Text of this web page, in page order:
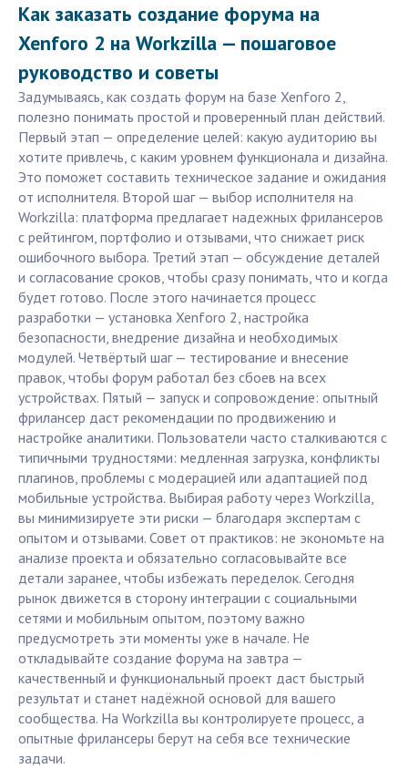
Как заказать создание форума на
Xenforo 2 на Workzilla — пошаговое
руководство и советы
Задумываясь, как создать форум на базе Xenforo 2,
полезно понимать простой и проверенный план действий.
Первый этап — определение целей: какую аудиторию вы
хотите привлечь, с каким уровнем функционала и дизайна.
Это поможет составить техническое задание и ожидания
от исполнителя. Второй шаг — выбор исполнителя на
Workzilla: платформа предлагает надежных фрилансеров
с рейтингом, портфолио и отзывами, что снижает риск
ошибочного выбора. Третий этап — обсуждение деталей
и согласование сроков, чтобы сразу понимать, что и когда
будет готово. После этого начинается процесс
разработки — установка Xenforo 2, настройка
безопасности, внедрение дизайна и необходимых
модулей. Четвёртый шаг — тестирование и внесение
правок, чтобы форум работал без сбоев на всех
устройствах. Пятый — запуск и сопровождение: опытный
фрилансер даст рекомендации по продвижению и
настройке аналитики. Пользователи часто сталкиваются с
типичными трудностями: медленная загрузка, конфликты
плагинов, проблемы с модерацией или адаптацией под
мобильные устройства. Выбирая работу через Workzilla,
вы минимизируете эти риски — благодаря экспертам с
опытом и отзывами. Совет от практиков: не экономьте на
анализе проекта и обязательно согласовывайте все
детали заранее, чтобы избежать переделок. Сегодня
рынок движется в сторону интеграции с социальными
сетями и мобильным опытом, поэтому важно
предусмотреть эти моменты уже в начале. Не
откладывайте создание форума на завтра —
качественный и функциональный проект даст быстрый
результат и станет надёжной основой для вашего
сообщества. На Workzilla вы контролируете процесс, а
опытные фрилансеры берут на себя все технические
задачи.